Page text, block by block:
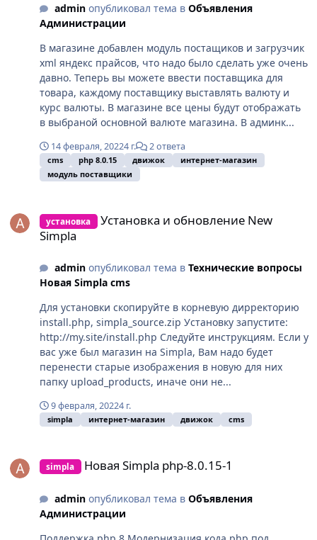
adminопубликовал тема в Объявления
Администрации
В магазине добавлен модуль постащиков и загрузчик
xml яндекс прайсов, что надо было сделать уже очень
давно. Теперь вы можете ввести поставщика для
товара, каждому поставщику выставлять валюту и
курс валюты. В магазине все цены будут отображать
в выбраной основной валюте магазина. В админк...
14 февраля, 20224 г. 2 ответа
cms php 8.0.15 движок
интернет-магазин
модуль поставщики
установка
Установка и обновление New
Simpla
adminопубликовал тема в Технические вопросы
Новая Simpla cms
Для установки скопируйте в корневую дирректорию
install.php, simpla_source.zip Установку запустите:
http://my.site/install.php Следуйте инструкциям. Если у
вас уже был магазин на Simpla, Вам надо будет
перенести старые изображения в новую для них
папку upload_products, иначе они не...
9 февраля, 20224 г.
simpla интернет-магазин движок cms
simpla Новая Simpla php-8.0.15-1
adminопубликовал тема в Объявления
Администрации